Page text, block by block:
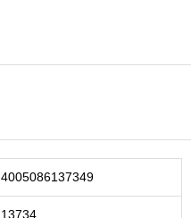
4005086137349
13734